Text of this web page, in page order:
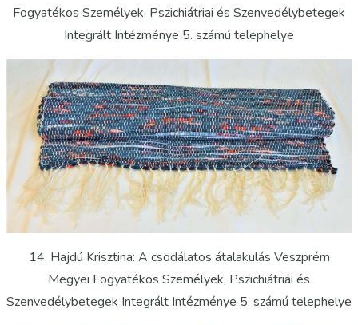
Fogyatékos Személyek, Pszichiátriai és Szenvedélybetegek
Integrált Intézménye 5. számú telephelye
14. Hajdú Krisztina: A csodálatos átalakulás Veszprém
Megyei Fogyatékos Személyek, Pszichiátriai és
Szenvedélybetegek Integrált Intézménye 5. számú telephelye